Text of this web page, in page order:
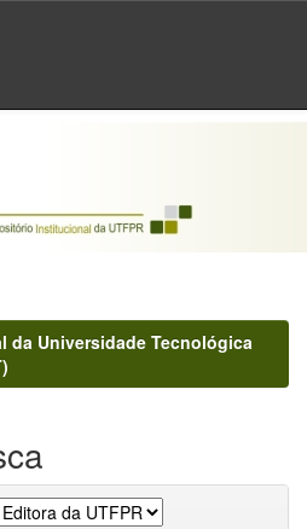
da Universidade Tecnológica